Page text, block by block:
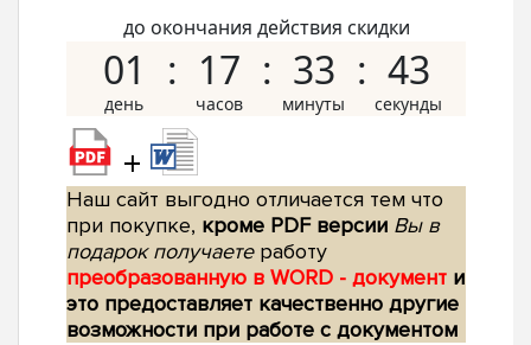
до окончания действия скидки
01 17 33 42
+
Наш сайт выгодно отличается тем что
при покупке, кроме PDF версии Вы в
подарок получаетеработу
преобразованную в WORD - документ и
это предоставляет качественно другие
возможности при работе с документом